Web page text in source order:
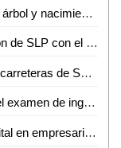
Ricardo Gallardo inaugura villa navideña, árbol y nacimiento monumental
Más apoyo a las familias y transformación de SLP con el tren de pasajeros
Se prevé un incremento de vehículos en carreteras de SLP a partir del 19 de diciembre: Ernesto Trejo
La FCA-UASLP llevó a cabo, con éxito, el examen de ingreso para su carrera en línea
Sedeco deberá segmentar su padrón digital en empresarios jóvenes y empresarias mujeres, por reforma a la ley para el desarrollo económico sustentable